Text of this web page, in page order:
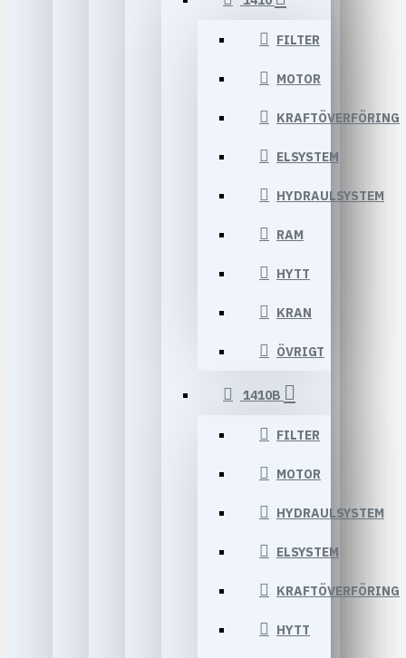
FILTER
MOTOR
KRAFTÖVERFÖRING
ELSYSTEM
HYDRAULSYSTEM
RAM
HYTT
KRAN
ÖVRIGT
1410B
FILTER
MOTOR
HYDRAULSYSTEM
ELSYSTEM
KRAFTÖVERFÖRING
HYTT